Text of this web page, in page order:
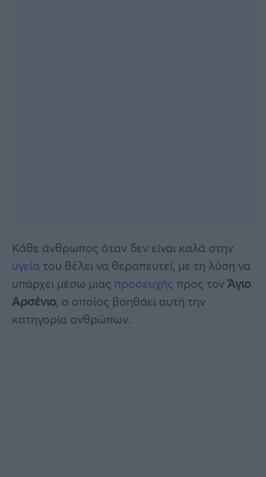
Κάθε άνθρωπος όταν δεν είναι καλά στην
υγείατου θέλει να θεραπευτεί, με τη λύση να
υπάρχει μέσω μιας προσευχής προς τονΆγιο
Αρσένιο, ο οποίος βοηθάει αυτή την
κατηγορία ανθρώπων.